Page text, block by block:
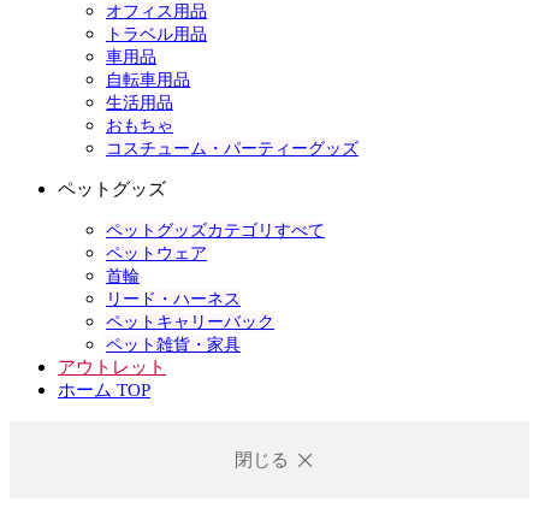
オフィス用品
トラベル用品
車用品
自転車用品
生活用品
おもちゃ
コスチューム・パーティーグッズ
ペットグッズ
ペットグッズカテゴリすべて
ペットウェア
首輪
リード・ハーネス
ペットキャリーバック
ペット雑貨・家具
アウトレット
ホーム TOP
閉じる